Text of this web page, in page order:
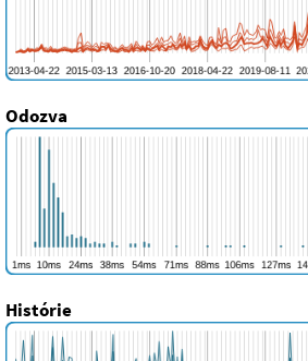
Odozva
Histórie